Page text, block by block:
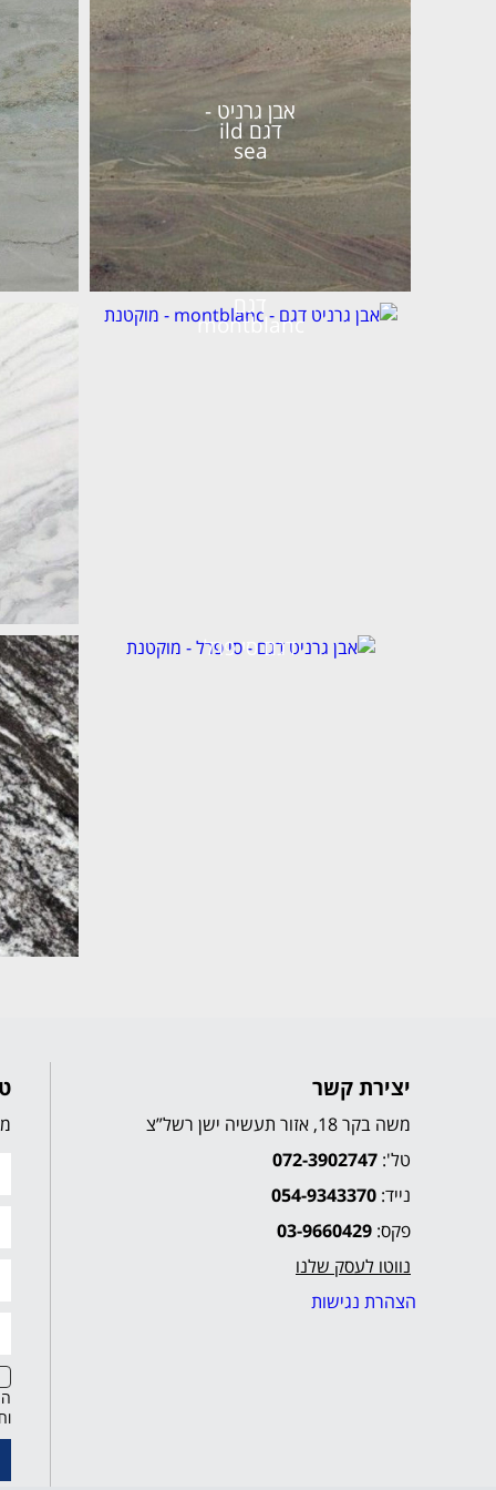
אבן גרניט -
דגם ild
sea
דגם
montblanc
דגם סי פרל
יצירת קשר
משה בקר 18, אזור תעשיה ישן רשל”צ
טל': 072-3902747
נייד: 054-9343370
פקס: 03-9660429
נווטו לעסק שלנו
הצהרת נגישות